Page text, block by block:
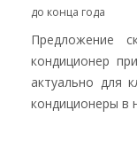
до конца года
Предложение
кондиционер
актуально для
кондиционеры в